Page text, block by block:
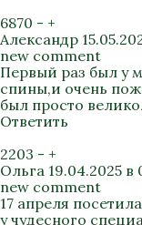
6870 - +
Александр
new comment
Первый раз был у
спины,и очень
был просто
Ответить
2203 - +
Ольга 19.04.2025 в
new comment
17 апреля
у чудесного